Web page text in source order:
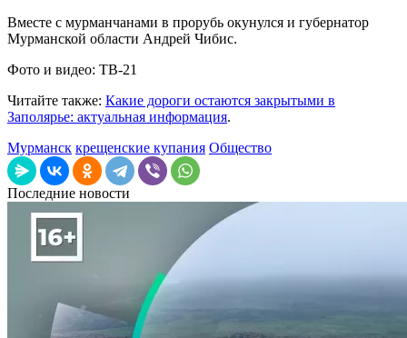
Вместе с мурманчанами в прорубь окунулся и губернатор
Мурманской области Андрей Чибис.
Фото и видео: ТВ-21
Читайте также: Какие дороги остаются закрытыми в
Заполярье: актуальная информация.
Мурманск крещенские купания Общество
Последние новости